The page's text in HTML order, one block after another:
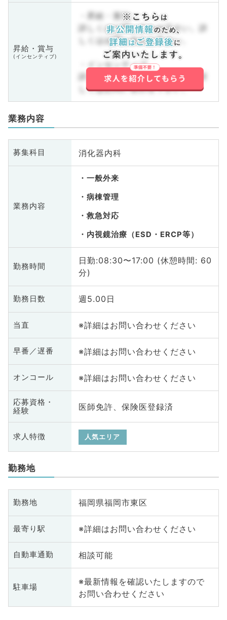
昇給・賞与
(インセンティブ)
・昇給・賞与
詳しくはお問い合わせ下さい。詳
しくはお問い合わせ下さい。
・インセンティブ
詳しくはお問い合わせ下さい。詳
しくはお問い合わせ下さい。
業務内容
募集科目 消化器内科
業務内容
一般外来
病棟管理
救急対応
内視鏡治療（ESD・ERCP等）
勤務時間
日勤:08:30〜17:00 (休憩時間: 60
分)
勤務日数 週5.00日
当直 ※詳細はお問い合わせください
早番／遅番 ※詳細はお問い合わせください
オンコール ※詳細はお問い合わせください
応募資格・
経験
医師免許、保険医登録済
求人特徴 人気エリア
勤務地
勤務地 福岡県福岡市東区
最寄り駅 ※詳細はお問い合わせください
自動車通勤 相談可能
駐車場
※最新情報を確認いたしますので
お問い合わせください